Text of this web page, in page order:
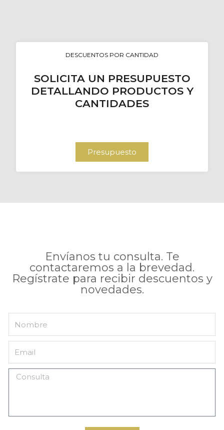
DESCUENTOS POR CANTIDAD
SOLICITA UN PRESUPUESTO
DETALLANDO PRODUCTOS Y
CANTIDADES
Presupuesto
Envíanos tu consulta. Te
contactaremos a la brevedad.
Regístrate para recibir descuentos y
novedades.